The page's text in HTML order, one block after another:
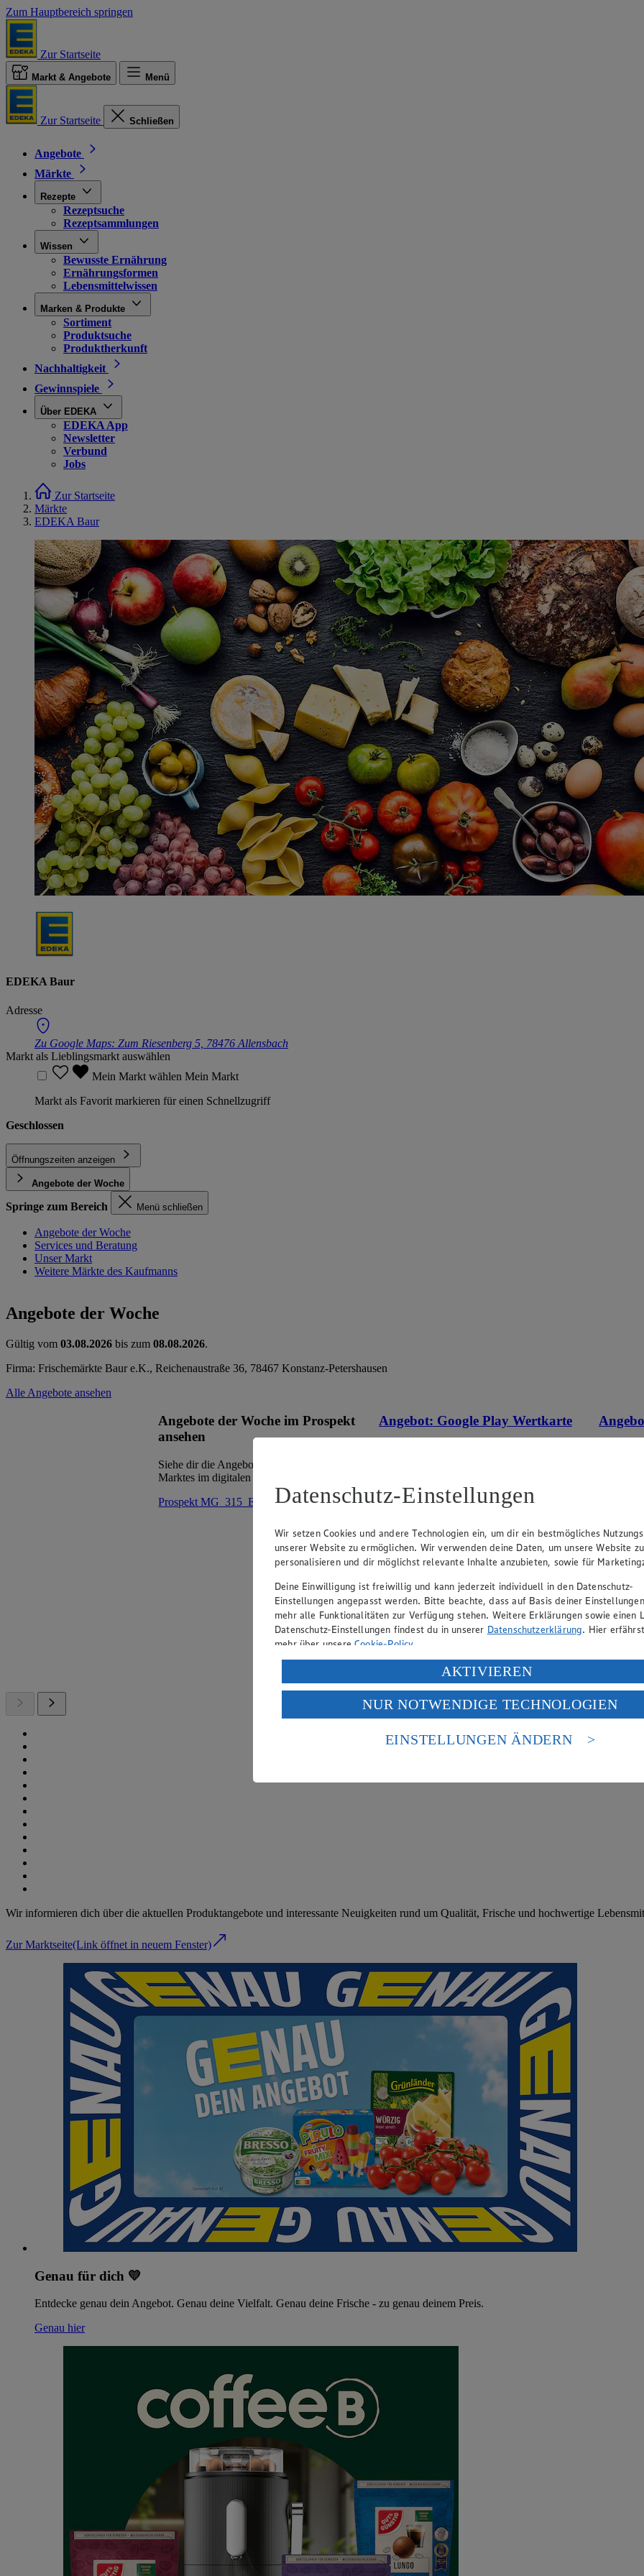
Zum Hauptbereich springen
Zur Startseite
Markt & Angebote Menü
Zur Startseite Schließen
Angebote
Märkte
Rezepte
Rezeptsuche
Rezeptsammlungen
Wissen
Bewusste Ernährung
Ernährungsformen
Lebensmittelwissen
Marken & Produkte
Sortiment
Produktsuche
Produktherkunft
Nachhaltigkeit
Gewinnspiele
Über EDEKA
EDEKA App
Newsletter
Verbund
Jobs
Zur Startseite
Märkte
EDEKA Baur
EDEKA Baur
Adresse
Zu Google Maps: Zum Riesenberg 5, 78476 Allensbach
Markt als Lieblingsmarkt auswählen
Mein Markt wählen Mein Markt
Markt als Favorit markieren für einen Schnellzugriff
Geschlossen
Öffnungszeiten anzeigen
Angebote der Woche
Springe zum Bereich Menü schließen
Angebote der Woche
Services und Beratung
Unser Markt
Weitere Märkte des Kaufmanns
Angebote der Woche
Gültig vom 03.08.2026 bis zum 08.08.2026.
Firma: Frischemärkte Baur e.K., Reichenaustraße 36, 78467 Konstanz-Petershausen
Alle Angebote ansehen
Angebote der Woche im Prospekt
ansehen
Siehe dir die Angebote der Woche deines
Marktes im digitalen Blätterkatalog an.
Prospekt MG_315_ED im BrowserAnsehen
Angebot: Google Play Wertkarte
Festpreis von 100.00€
• Nur in teilnehmenden Märkten erhältlich
• Nur in
Wir informieren dich über die aktuellen Produktangebote und interessante Neuigkeiten rund um Qualität, Frische und hochwertige
Zur Marktseite(Link öffnet in neuem Fenster)
Genau für dich 💛
Entdecke genau dein Angebot. Genau deine Vielfalt. Genau deine Frische - zu genau deinem Preis.
Genau hier
Datenschutz-Einstellungen
Wir setzen Cookies und andere Technologien ein, um dir ein bestmögliches
unserer Website zu ermöglichen. Wir verwenden deine Daten, um unsere Website zu
personalisieren und dir möglichst relevante Inhalte anzubieten, sowie für
Deine Einwilligung ist freiwillig und kann jederzeit individuell in den Datenschutz-
Einstellungen angepasst werden. Bitte beachte, dass auf Basis deiner
mehr alle Funktionalitäten zur Verfügung stehen. Weitere Erklärungen sowie einen
Datenschutz-Einstellungen findest du in unserer Datenschutzerklärung. Hier
mehr über unsereCookie-Policy.
Verarbeitung deiner personenbezogenen Daten in den USA durch Facebook und
Wenn du auf „Aktivieren“ klickst, willigst du im Sinne des Art. 49 Abs. 1 Satz 1 lit.
ein, dass deine Daten in den USA verarbeitet werden. Der EuGH sieht die USA als
einem nach europäischen Standards nicht angemessenen Datenschutzniveau an. Es
Risiko eines Zugriffs durch US-amerikanische Behörden.
AKTIVIEREN
NUR NOTWENDIGE TECHNOLOGIEN
EINSTELLUNGEN ÄNDERN